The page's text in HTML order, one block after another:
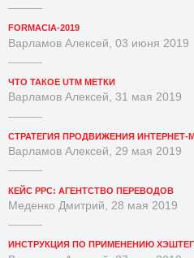
FORMACIA-2019
Варламов Алексей, 03 июня 2019
ЧТО ТАКОЕ UTM МЕТКИ
Варламов Алексей, 31 мая 2019
СТРАТЕГИЯ ПРОДВИЖЕНИЯ ИНТЕРНЕТ-
Варламов Алексей, 29 мая 2019
КЕЙС PPC: АГЕНТСТВО ПЕРЕВОДОВ
Меденко Дмитрий, 28 мая 2019
ИНСТРУКЦИЯ ПО ПРИМЕНЕНИЮ